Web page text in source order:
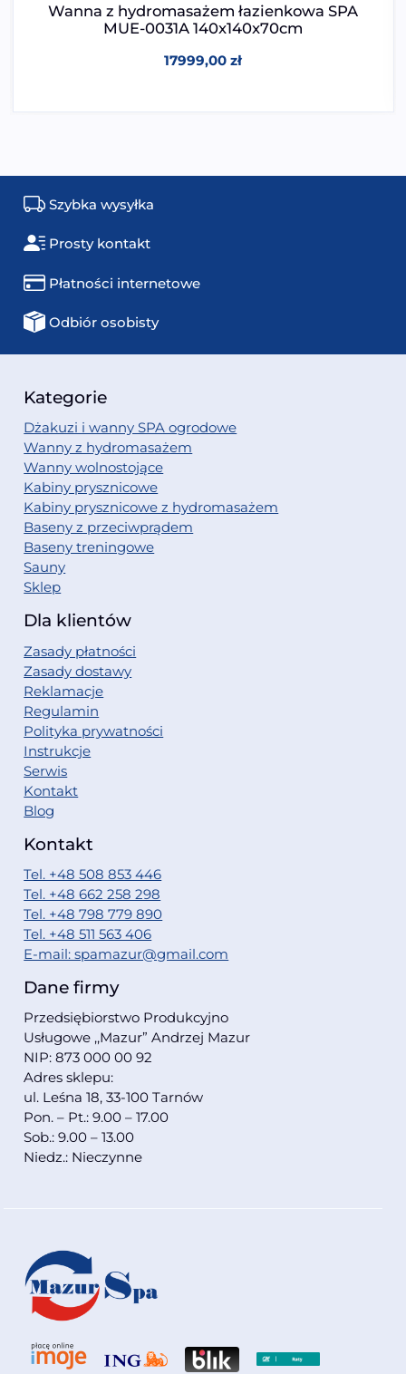
Wanna z hydromasażem łazienkowa SPA
MUE-0031A 140x140x70cm
17999,00zł
Szybka wysyłka
Prosty kontakt
Płatności internetowe
Odbiór osobisty
Kategorie
Dżakuzi i wanny SPA ogrodowe
Wanny z hydromasażem
Wanny wolnostojące
Kabiny prysznicowe
Kabiny prysznicowe z hydromasażem
Baseny z przeciwprądem
Baseny treningowe
Sauny
Sklep
Dla klientów
Zasady płatności
Zasady dostawy
Reklamacje
Regulamin
Polityka prywatności
Instrukcje
Serwis
Kontakt
Blog
Kontakt
Tel. +48 508 853 446
Tel. +48 662 258 298
Tel. +48 798 779 890
Tel. +48 511 563 406
E-mail: spamazur@gmail.com
Dane firmy
Przedsiębiorstwo Produkcyjno
Usługowe ,,Mazur” Andrzej Mazur
NIP: 873 000 00 92
Adres sklepu:
ul. Leśna 18, 33-100 Tarnów
Pon. – Pt.: 9.00 – 17.00
Sob.: 9.00 – 13.00
Niedz.: Nieczynne